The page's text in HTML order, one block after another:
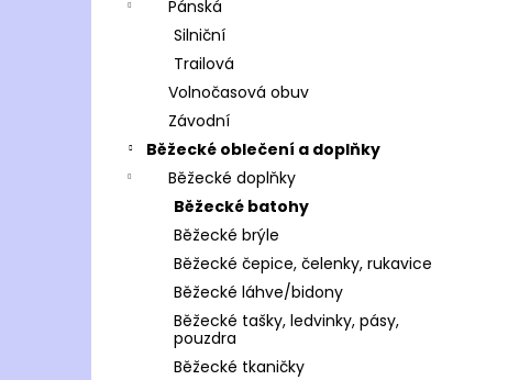
Pánská
Silniční
Trailová
Volnočasová obuv
Závodní
Běžecké oblečení a doplňky
Běžecké doplňky
Běžecké batohy
Běžecké brýle
Běžecké čepice, čelenky, rukavice
Běžecké láhve/bidony
Běžecké tašky, ledvinky, pásy,
pouzdra
Běžecké tkaničky